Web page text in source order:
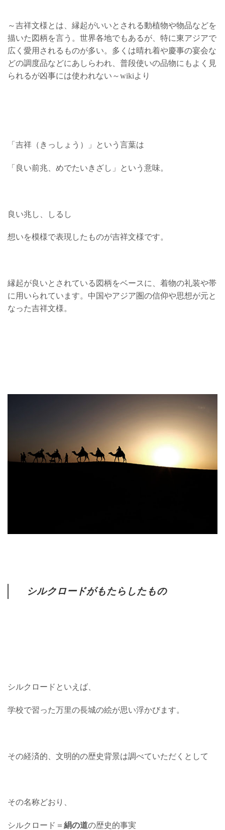
～吉祥文様とは、縁起がいいとされる動植物や物品などを
描いた図柄を言う。世界各地でもあるが、特に東アジアで
広く愛用されるものが多い。多くは晴れ着や慶事の宴会な
どの調度品などにあしらわれ、普段使いの品物にもよく見
られるが凶事には使われない～wikiより
「吉祥（きっしょう）」という言葉は
「良い前兆、めでたいきざし」という意味。
良い兆し、しるし
想いを模様で表現したものが吉祥文様です。
縁起が良いとされている図柄をベースに、着物の礼装や帯
に用いられています。中国やアジア圏の信仰や思想が元と
なった吉祥文様。
シルクロードがもたらしたもの
シルクロードといえば、
学校で習った万里の長城の絵が思い浮かびます。
その経済的、文明的の歴史背景は調べていただくとして
その名称どおり、
シルクロード＝ 絹の道の歴史的事実